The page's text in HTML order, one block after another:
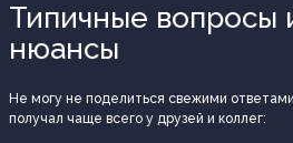
Типичные вопросы
нюансы
Не могу не поделиться свежими
получал чаще всего у друзей и коллег: